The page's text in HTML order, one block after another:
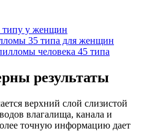
типу у женщин
35 типа для женщин
человека 45 типа
результаты
верхний слой слизистой
влагалища, канала и
точную информацию дает